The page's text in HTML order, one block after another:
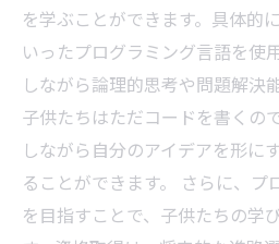
を学ぶことができます。具体的
いったプログラミング言語を使
しながら論理的思考や問題解決
子供たちはただコードを書くの
しながら自分のアイデアを形に
ることができます。 さらに、プ
を目指すことで、子供たちの学